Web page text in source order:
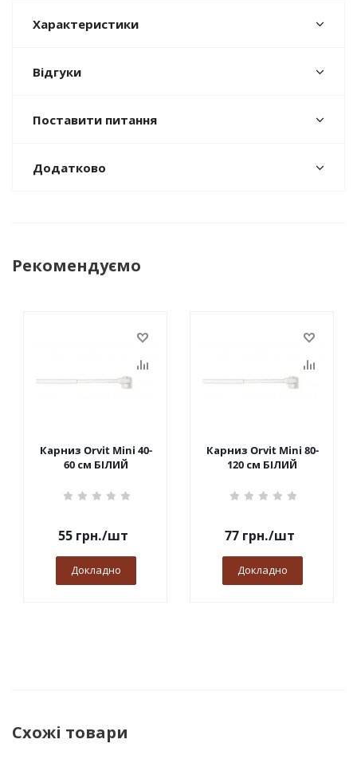
Характеристики
Відгуки
Поставити питання
Додатково
Рекомендуємо
Карниз Orvit Mini 40-
60 см БІЛИЙ
55грн./шт
Докладно
Карниз Orvit Mini 80-
120 см БІЛИЙ
77грн./шт
Докладно
Схожі товари